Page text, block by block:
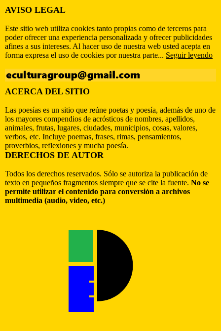
AVISO LEGAL
Este sitio web utiliza cookies tanto propias como de terceros para
poder ofrecer una experiencia personalizada y ofrecer publicidades
afines a sus intereses. Al hacer uso de nuestra web usted acepta en
forma expresa el uso de cookies por nuestra parte... Seguir leyendo
ACERCA DEL SITIO
Las poesías es un sitio que reúne poetas y poesía, además de uno de
los mayores compendios de acrósticos de nombres, apellidos,
animales, frutas, lugares, ciudades, municipios, cosas, valores,
verbos, etc. Incluye poemas, frases, rimas, pensamientos,
proverbios, reflexiones y mucha poesía.
DERECHOS DE AUTOR
Todos los derechos reservados. Sólo se autoriza la publicación de
texto en pequeños fragmentos siempre que se cite la fuente. No se
permite utilizar el contenido para conversión a archivos
multimedia (audio, video, etc.)